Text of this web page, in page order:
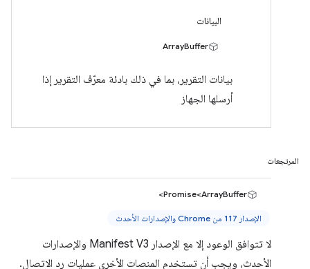
البيانات
ArrayBuffer
بيانات التقرير، بما في ذلك بادئة معرّف التقرير إذا
أرسلها الجهاز
المرتجعات
Promise<ArrayBuffer>
الإصدار 117 من Chrome والإصدارات الأحدث
لا تتوافق الوعود إلا مع الإصدار Manifest V3 والإصدارات
الأحدث، ويجب أن تستخدم المنصات الأخرى عمليات رد الاتصال.